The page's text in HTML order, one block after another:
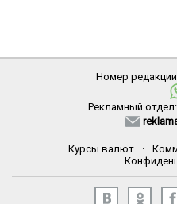
Номер
Рекламный отдел:
Курсы валют ·